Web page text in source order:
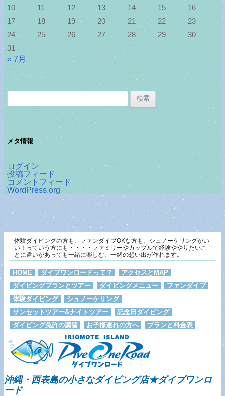
10
11 12 13 14 15
16
17
18 19 20 21 22
23
24
25 26 27 28 29
30
31
« 7月
メタ情報
ログイン
投稿フィード
コメントフィード
WordPress.org
体験ダイビングの方も、ファンダイブOKな方も、シュノーケリングがい
い！っていう方にも・・・・ファミリーやカップルで経験ややりたいこ
とに違いがあっても一緒に楽しむ、一緒の想い出が作れます。
HOME ダイブワンロードって？
アクセスとMAP
ダイビングプランとツアー
ダイビングメニュー
ファンダイブ
体験ダイビング
シュノーケリング
サンセットツアー&ナイトツアー
記念日ダイビング
ダイビング免許の講習
お子様連れの方へ プランと料金表
沖縄・西表島の小さなダイビング店★ダイブワンロ
ード